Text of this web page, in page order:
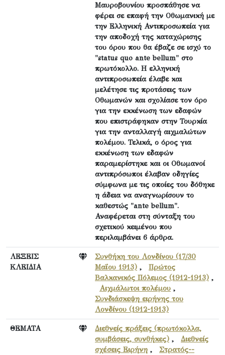
Μαυροβουνίου προσπάθησε να
φέρει σε επαφή την Οθωμανική με
την Ελληνική Αντιπροσωπεία για
την αποδοχή της καταχώρισης
του όρου που θα έβαζε σε ισχύ το
"status quo ante bellum" στο
πρωτόκολλο. Η ελληνική
αντιπροσωπεία έλαβε και
μελέτησε τις προτάσεις των
Οθωμανών και σχολίασε τον όρο
για την εκκένωση των εδαφών
που επιστράφηκαν στην Τουρκία
για την ανταλλαγή αιχμαλώτων
πολέμου. Τελικά, ο όρος για
εκκένωση των εδαφών
παραμερίστηκε και οι Οθωμανοί
αντιπρόσωποι έλαβαν οδηγίες
σύμφωνα με τις οποίες του δόθηκε
η άδεια να αναγνωρίσουν το
καθεστώς "ante bellum".
Αναφέρεται στη σύνταξη του
σχετικού κειμένου που
περιλαμβάνει 6 άρθρα.
ΛΕΞΕΙΣ
ΚΛΕΙΔΙΑ
Συνθήκη του Λονδίνου (17/30
Μαΐου 1913) , Πρώτος
Βαλκανικός Πόλεμος (1912-1913) ,
Αιχμάλωτοι πολέμου ,
Συνδιάσκεψη ειρήνης του
Λονδίνου (1912-1913)
ΘΕΜΑΤΑ
Διεθνείς πράξεις (πρωτόκολλα,
συμβάσεις, συνθήκες) , Διεθνείς
σχέσεις Ειρήνη , Στρατός--